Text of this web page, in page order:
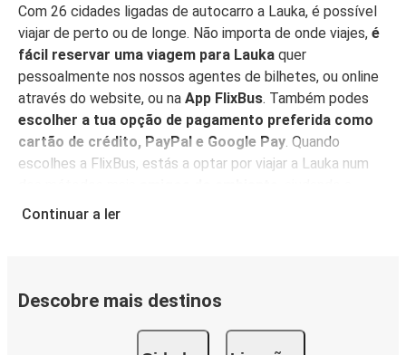
Com 26 cidades ligadas de autocarro a Lauka, é possível
viajar de perto ou de longe. Não importa de onde viajes, é
fácil reservar uma viagem para Lauka quer
pessoalmente nos nossos agentes de bilhetes, ou online
através do website, ou na App FlixBus. Também podes
escolher a tua opção de pagamento preferida como
cartão de crédito, PayPal e Google Pay. Quando
escolhes a FlixBus, estás a optar por viajar a Lauka num
reduzir as emissões relacionadas com o tráfego, e
Serviço a bordo
Tudo pronto para reservar a tua viagem para Lauka? Não
Continuar a ler
Descobre mais destinos